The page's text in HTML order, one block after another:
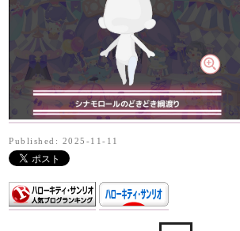
Published: 2025-11-11